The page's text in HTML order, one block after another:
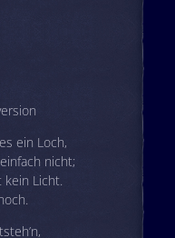
ein Loch,
nicht;
Licht.